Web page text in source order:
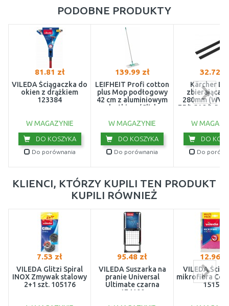
PODOBNE PRODUKTY
81.81 zł
VILEDA Ściągaczka do
okien z drążkiem
123384
W MAGAZYNIE
DO KOSZYKA
Do porównania
139.99 zł
LEIFHEIT Profi cotton
plus Mop podłogowy
42 cm z aluminiowym
drążkiem (Click
W MAGAZYNIE
DO KOSZYKA
Do porównania
32.72
Kärcher
zbierająca
280mm (WV
75/WV 2/WV
W
DO
Do
KLIENCI, KTÓRZY KUPILI TEN PRODUKT
KUPILI RÓWNIEŻ
7.53 zł
VILEDA Glitzi Spiral
INOX Zmywak stalowy
2+1 szt. 105176
95.48 zł
VILEDA Suszarka na
pranie Universal
Ultimate czarna
174100
12.96
VILEDA
mikrofibra
151502